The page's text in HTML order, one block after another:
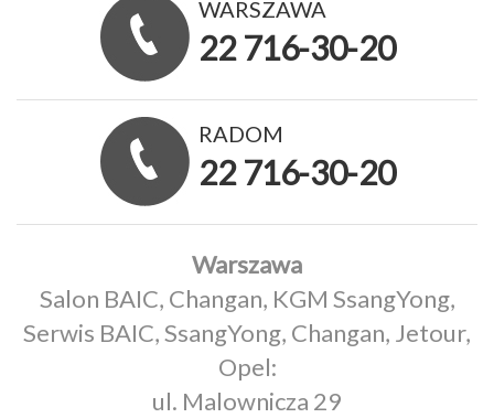
WARSZAWA
22 716-30-20
RADOM
22 716-30-20
Warszawa
Salon BAIC, Changan, KGM SsangYong,
Serwis BAIC, SsangYong, Changan, Jetour,
Opel:
ul. Malownicza 29